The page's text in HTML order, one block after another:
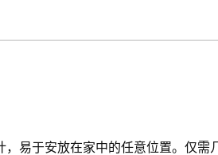
易于安放在家中的任意位置。仅需